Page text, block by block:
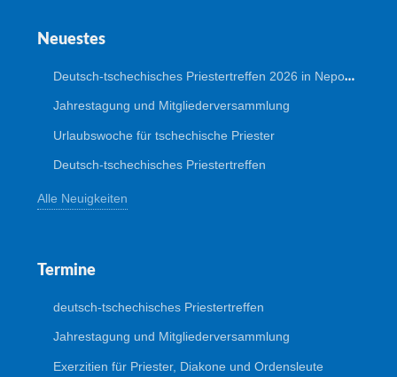
Neuestes
Deutsch-tschechisches Priestertreffen 2026 in Nepomuk
Jahrestagung und Mitgliederversammlung
Urlaubswoche für tschechische Priester
Deutsch-tschechisches Priestertreffen
Alle Neuigkeiten
Termine
deutsch-tschechisches Priestertreffen
Jahrestagung und Mitgliederversammlung
Exerzitien für Priester, Diakone und Ordensleute